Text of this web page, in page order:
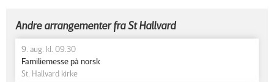
Andre arrangementer fra St Hallvard
9. aug. kl. 09.30
Familiemesse på norsk
St. Hallvard kirke